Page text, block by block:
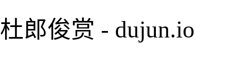
杜郎俊赏 - dujun.io